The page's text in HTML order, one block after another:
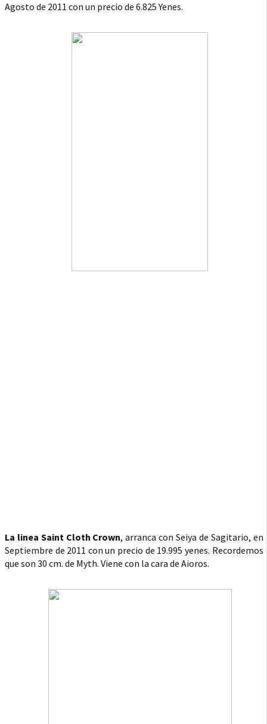
Agosto de 2011 con un precio de 6.825 Yenes.
La linea Saint Cloth Crown, arranca con Seiya de Sagitario, en
Septiembre de 2011 con un precio de 19.995 yenes. Recordemos
que son 30 cm. de Myth. Viene con la cara de Aioros.